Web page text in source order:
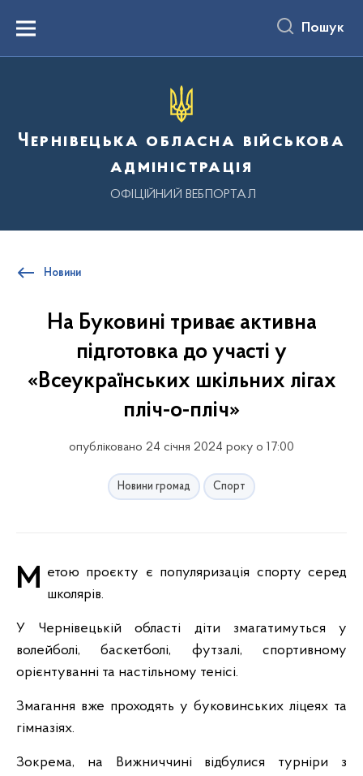
вмістуMenu Пошук
Чернівецька обласна військова
адміністрація
ОФІЦІЙНИЙ ВЕБПОРТАЛ
Новини
На Буковині триває активна
підготовка до участі у
«Всеукраїнських шкільних лігах
пліч-о-пліч»
опубліковано 24 січня 2024 року о 17:00
Новини громад Спорт
Метою проєкту є популяризація спорту серед школярів.
У Чернівецькій області діти змагатимуться у
волейболі, баскетболі, футзалі, спортивному
орієнтуванні та настільному тенісі.
Змагання вже проходять у буковинських ліцеях та
гімназіях.
Зокрема, на Вижниччині відбулися турніри з